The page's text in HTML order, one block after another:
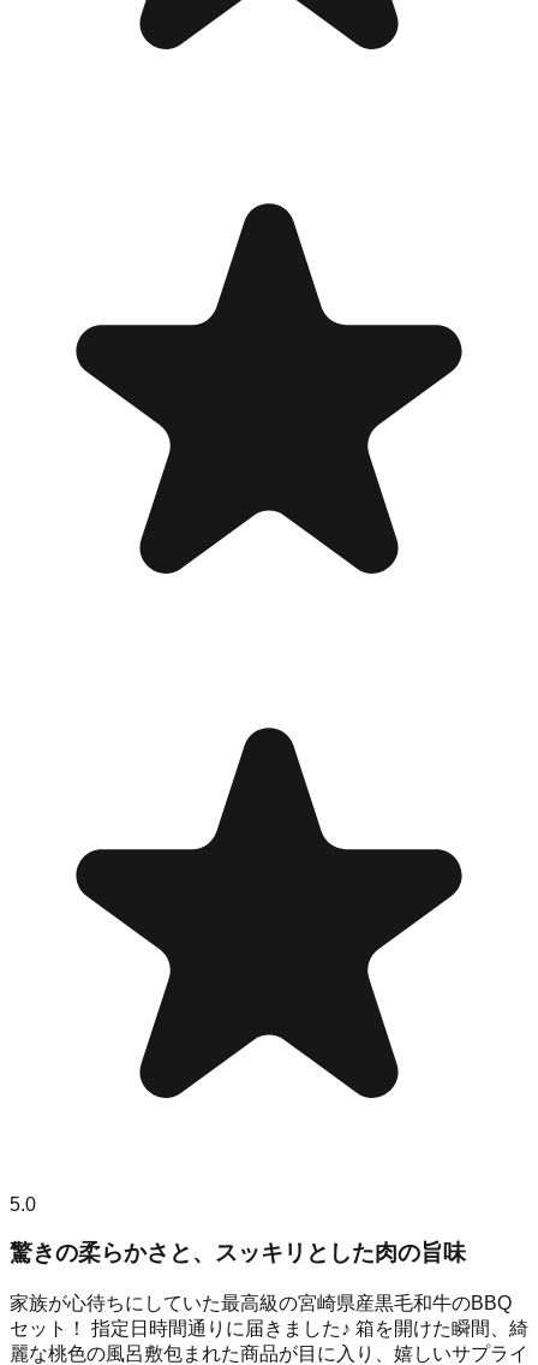
5.0
驚きの柔らかさと、スッキリとした肉の旨味
家族が心待ちにしていた最高級の宮崎県産黒毛和牛のBBQ
セット！ 指定日時間通りに届きました♪ 箱を開けた瞬間、綺
麗な桃色の風呂敷包まれた商品が目に入り、嬉しいサプライ